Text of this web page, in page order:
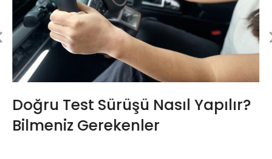
Doğru Test Sürüşü Nasıl Yapılır?
Bilmeniz Gerekenler